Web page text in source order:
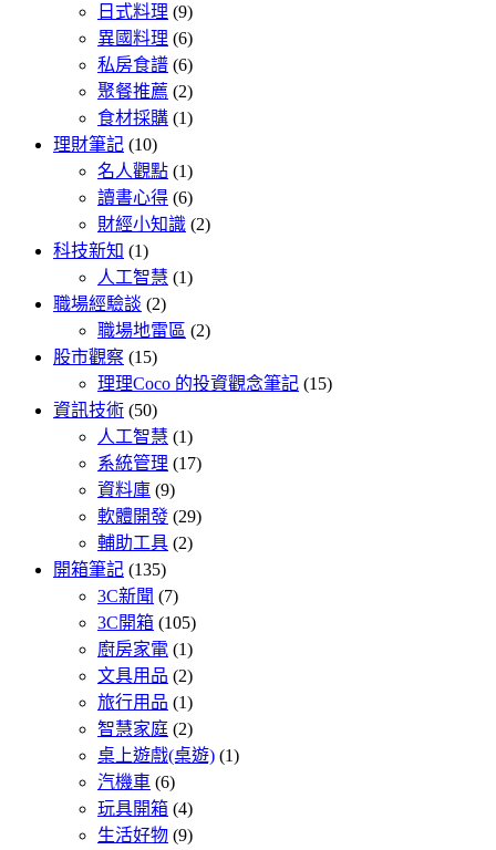
日式料理 (9)
異國料理 (6)
私房食譜 (6)
聚餐推薦 (2)
食材採購 (1)
理財筆記 (10)
名人觀點 (1)
讀書心得 (6)
財經小知識 (2)
科技新知 (1)
人工智慧 (1)
職場經驗談 (2)
職場地雷區 (2)
股市觀察 (15)
理理Coco 的投資觀念筆記 (15)
資訊技術 (50)
人工智慧 (1)
系統管理 (17)
資料庫 (9)
軟體開發 (29)
輔助工具 (2)
開箱筆記 (135)
3C新聞 (7)
3C開箱 (105)
廚房家電 (1)
文具用品 (2)
旅行用品 (1)
智慧家庭 (2)
桌上遊戲(桌遊) (1)
汽機車 (6)
玩具開箱 (4)
生活好物 (9)